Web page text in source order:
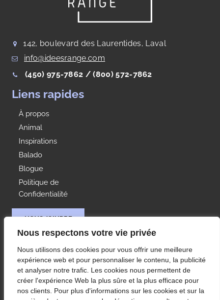
Nous respectons votre vie privée
Nous utilisons des cookies pour vous offrir une meilleure
expérience web et pour personnaliser le contenu, la publicité
et analyser notre trafic. Les cookies nous permettent de
créer l'expérience Web la plus sûre et la plus efficace pour
nos clients. Pour plus d'informations sur les cookies et sur la
142, boulevard des Laurentides, Laval
info@ideesrange.com
(450) 975-7862 / (800) 572-7862
Liens rapides
À propos
Animal
Inspirations
Balado
Blogue
Politique de
Confidentialité
NOUS JOINDRE
À votre service depuis 1992, Les Rangements Idées-
Range est votre partenaire de choix pour
l’aménagement des rangements de votre condo ou
maison à Montréal et ses environs.